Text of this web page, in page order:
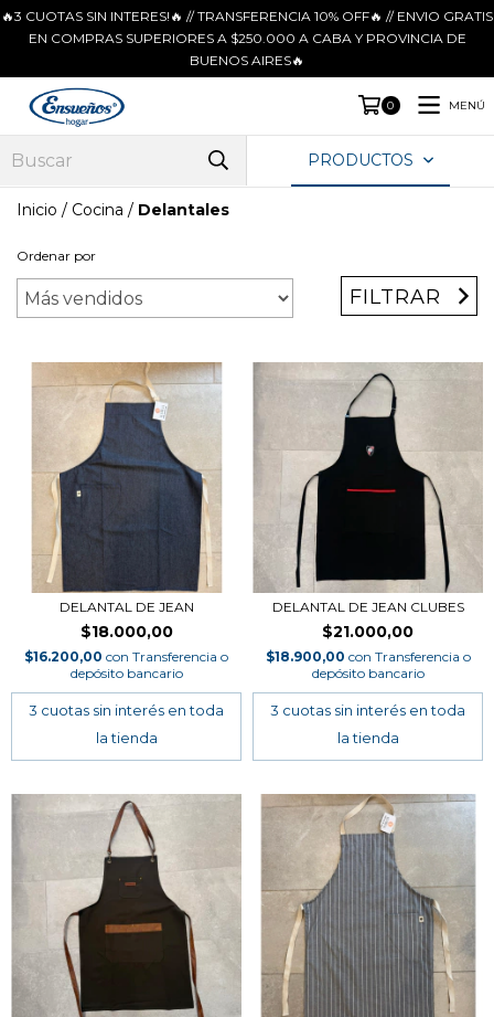
🔥3 CUOTAS SIN INTERES!🔥 // TRANSFERENCIA 10% OFF🔥 // ENVIO GRATIS
EN COMPRAS SUPERIORES A $250.000 A CABA Y PROVINCIA DE
BUENOS AIRES🔥
0 MENÚ
PRODUCTOS
Inicio / Cocina / Delantales
Ordenar por
FILTRAR
DELANTAL DE JEAN
$18.000,00
$16.200,00 con Transferencia o
depósito bancario
DELANTAL DE JEAN CLUBES
$21.000,00
$18.900,00 con Transferencia o
depósito bancario